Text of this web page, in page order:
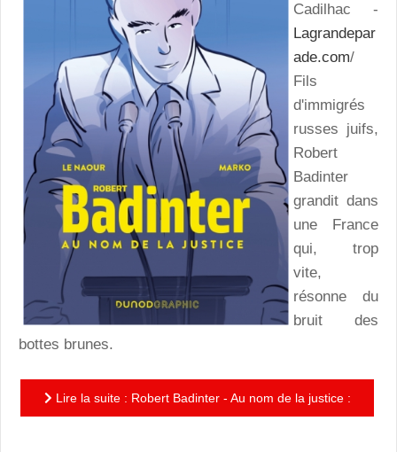
Cadilhac -
Lagrandepar
ade.com/
Fils
d'immigrés
russes juifs,
Robert
Badinter
grandit dans
une France
qui, trop
vite,
résonne du
bruit des
bottes brunes.
Lire la suite : Robert Badinter - Au nom de la justice :